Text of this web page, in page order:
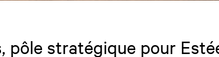
pôle stratégique pour